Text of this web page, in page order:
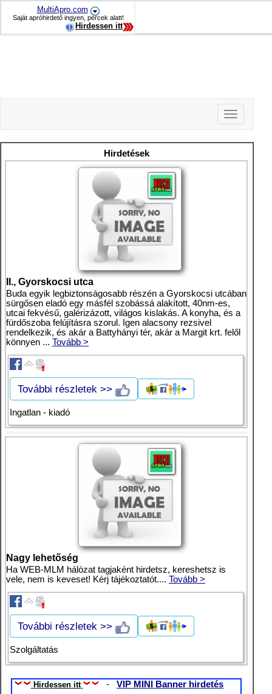
MultiApro.com
Saját apróhirdető ingyen, percek alatt!
Hirdessen itt
Toggle
navigation
-
-
Hirdetések
II., Gyorskocsi utca
Buda egyik legbiztonságosabb részén a Gyorskocsi utcában
sürgősen eladó egy másfél szobássá alakított, 40nm-es,
utcai fekvésű, galérizázott, világos kislakás. A konyha, és a
fürdőszoba felújításra szorul. Igen alacsony rezsivel
rendelkezik, és akár a Battyhányi tér, akár a Margit krt. felől
könnyen ... Tovább >
További részletek >>
Ingatlan - kiadó
Nagy lehetőség
Ha WEB-MLM hálózat tagjaként hirdetsz, kereshetsz is
vele, nem is keveset! Kérj tájékoztatót.... Tovább >
További részletek >>
Szolgáltatás
Hirdessen itt -VIP MINI Banner hirdetés